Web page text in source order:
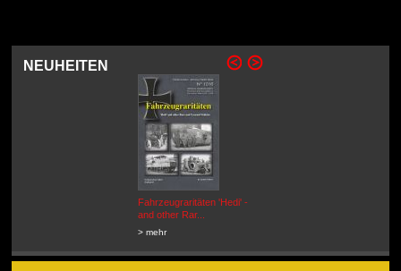
NEUHEITEN
Fahrzeugraritäten 'Hedi' -
and other Rar...
> mehr